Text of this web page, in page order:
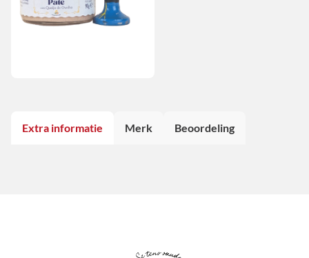
Extra informatie Merk Beoordeling